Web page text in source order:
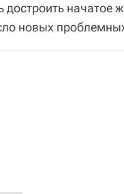
начатое
новых